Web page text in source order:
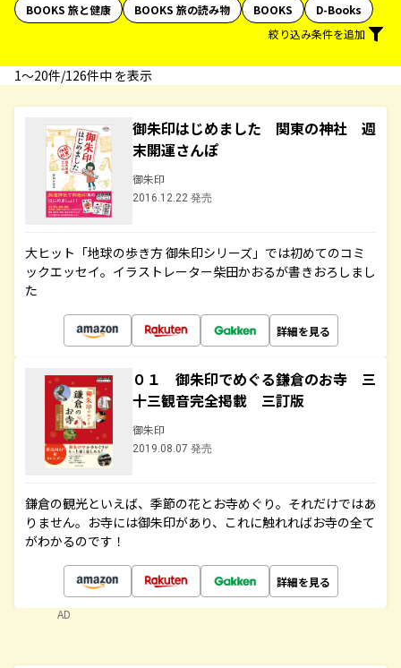
BOOKS 旅と健康
BOOKS 旅の読み物 BOOKS
D-Books
絞り込み条件を追加
1〜20件/126件中 を表示
御朱印はじめました 関東の神社 週
末開運さんぽ
御朱印
2016.12.22 発売
大ヒット「地球の歩き方 御朱印シリーズ」では初めてのコミ
ックエッセイ。イラストレーター柴田かおるが書きおろしまし
た
詳細を見る
０１ 御朱印でめぐる鎌倉のお寺 三
十三観音完全掲載 三訂版
御朱印
2019.08.07 発売
鎌倉の観光といえば、季節の花とお寺めぐり。それだけではあ
りません。お寺には御朱印があり、これに触れればお寺の全て
がわかるのです！
詳細を見る
AD